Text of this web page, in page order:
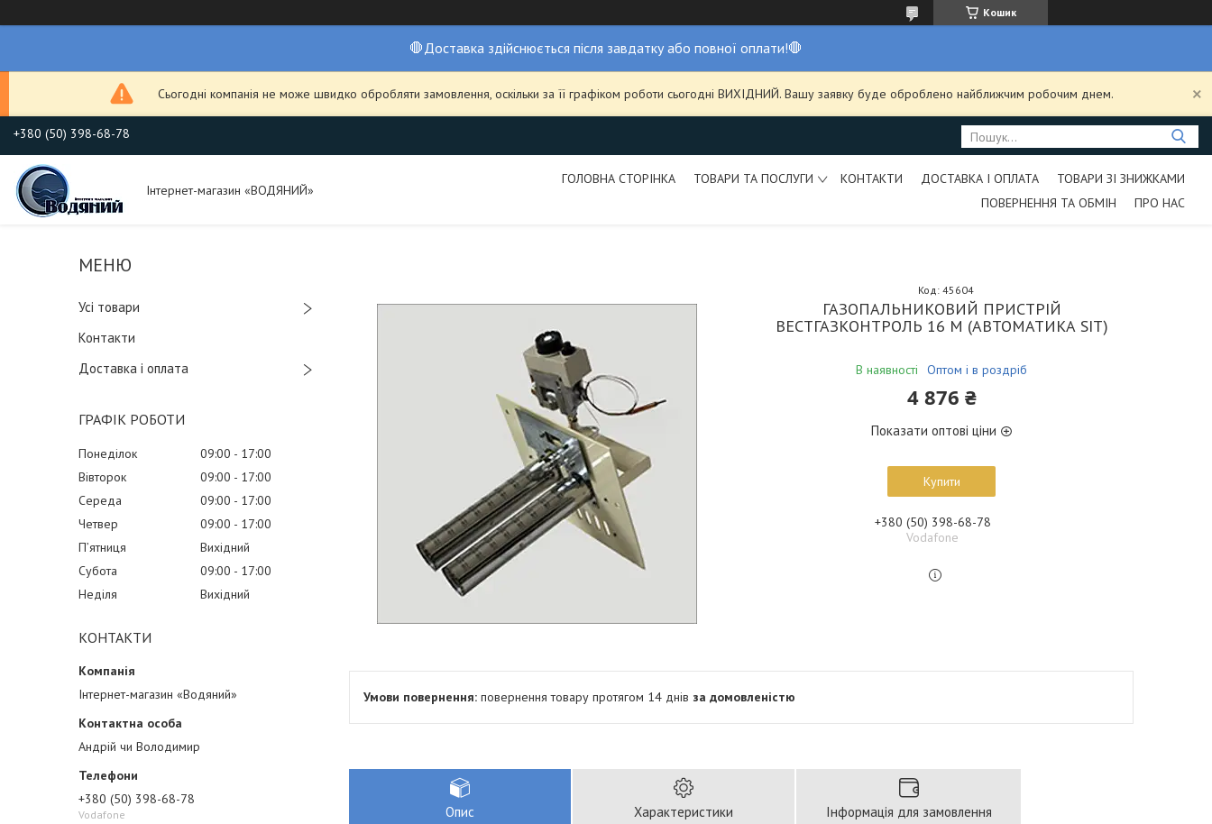
Кошик
🛑Доставка здійснюється після завдатку або повної оплати!🛑
Сьогодні компанія не може швидко обробляти замовлення, оскільки за її графіком роботи сьогодні ВИХІДНИЙ. Вашу заявку буде оброблено найближчим робочим днем.
+380 (50) 398-68-78
Інтернет-магазин «ВОДЯНИЙ»
ГОЛОВНА СТОРІНКА ТОВАРИ ТА ПОСЛУГИ КОНТАКТИ ДОСТАВКА І ОПЛАТА
ТОВАРИ ЗІ ЗНИЖКАМИ
ПОВЕРНЕННЯ ТА ОБМІН
ПРО НАС
Усі товари
Контакти
Доставка і оплата
ГРАФІК РОБОТИ
Понеділок 09:00
17:00
Вівторок
09:00
17:00
Середа
09:00
17:00
Четвер
09:00
17:00
Пʼятниця
Вихідний
Субота
09:00
17:00
Неділя
Вихідний
КОНТАКТИ
Інтернет-магазин «Водяний»
Андрій чи Володимир
+380 (50) 398-68-78
Vodafone
ГАЗОПАЛЬНИКОВИЙ ПРИСТРІЙ
ВЕСТГАЗКОНТРОЛЬ 16 М (АВТОМАТИКА SIT)
В наявності Оптом і в роздріб
Код:45604
4 876 ₴
Показати оптові ціни
Купити
+380 (50) 398-68-78
Vodafone
повернення товару протягом 14 днів за домовленістю
Опис Характеристики Інформація для замовлення